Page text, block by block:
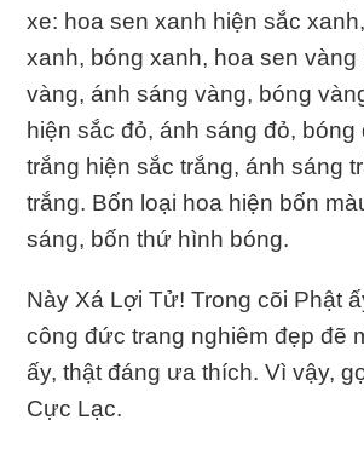
xe: hoa sen xanh hiện sắc
xanh, bóng xanh, hoa sen vàng
vàng, ánh sáng vàng, bóng
hiện sắc đỏ, ánh sáng đỏ, bóng
trắng hiện sắc trắng, ánh sáng
trắng. Bốn loại hoa hiện bốn
sáng, bốn thứ hình bóng.
Này Xá Lợi Tử! Trong cõi Phật
công đức trang nghiêm đẹp đẽ
ấy, thật đáng ưa thích. Vì vậy,
Cực Lạc.